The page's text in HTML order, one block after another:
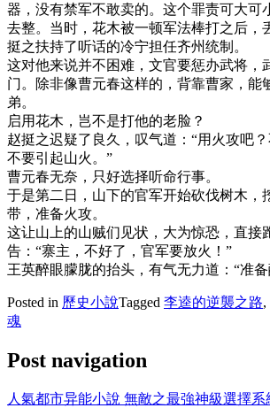
器，没有禁军不敢卖的。这个罪责可大可
去整。当时，花木被一顿军法棒打之后，
挺之扶持了听话的冷宁担任齐州统制。
这对他来说并不困难，文官要惩办武将，
门。除非像曹元春这样的，背靠曹家，能
弟。
启用花木，岂不是打他的老脸？
赵挺之迟疑了良久，叹气道：“用火攻吧？
不要引起山火。”
曹元春无奈，只好选择听命行事。
于是第二日，山下的官军开始砍伐树木，
带，准备火攻。
这让山上的山贼们见状，大为惊恐，直接
告：“寨主，不好了，官军要放火！”
王英醉眼朦胧的抬头，有气无力道：“准
Posted in 歷史小說Tagged 李逵的逆襲之路,
魂
Post navigation
人氣都市异能小說 無敵之最強神級選擇